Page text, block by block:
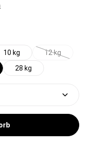
10 kg 12 kg
(Diese
28 kg
Wert ein